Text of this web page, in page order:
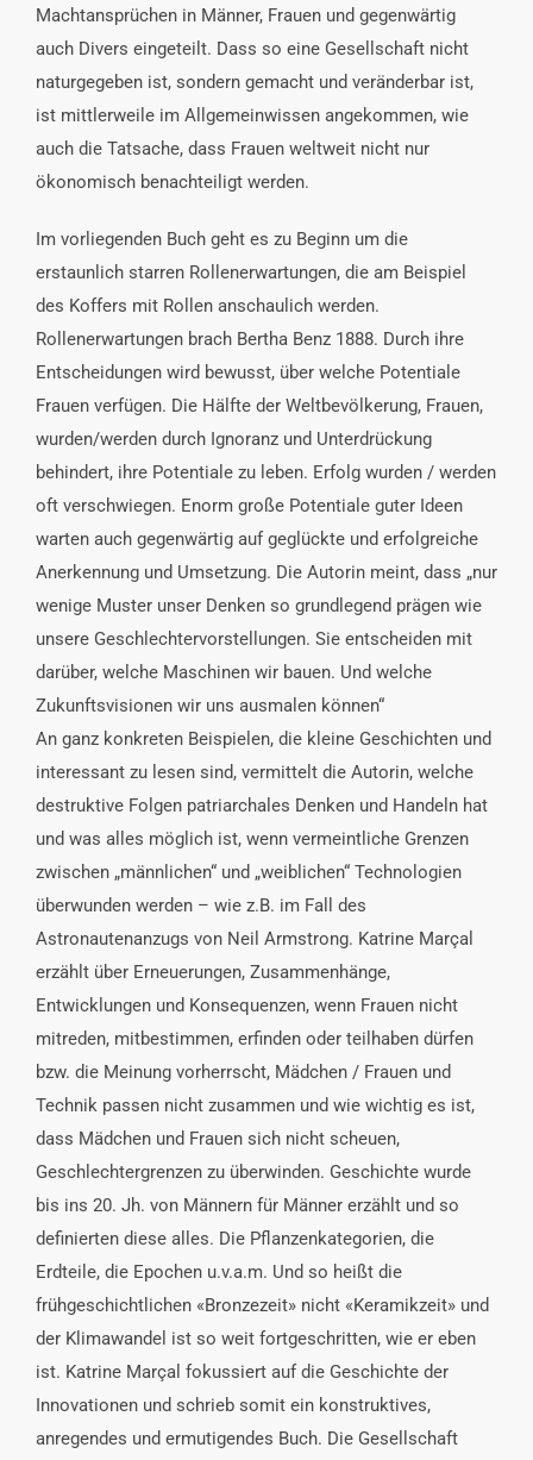
Machtansprüchen in Männer, Frauen und gegenwärtig
auch Divers eingeteilt. Dass so eine Gesellschaft nicht
naturgegeben ist, sondern gemacht und veränderbar ist,
ist mittlerweile im Allgemeinwissen angekommen, wie
auch die Tatsache, dass Frauen weltweit nicht nur
ökonomisch benachteiligt werden.
Im vorliegenden Buch geht es zu Beginn um die
erstaunlich starren Rollenerwartungen, die am Beispiel
des Koffers mit Rollen anschaulich werden.
Rollenerwartungen brach Bertha Benz 1888. Durch ihre
Entscheidungen wird bewusst, über welche Potentiale
Frauen verfügen. Die Hälfte der Weltbevölkerung, Frauen,
wurden/werden durch Ignoranz und Unterdrückung
behindert, ihre Potentiale zu leben. Erfolg wurden / werden
oft verschwiegen. Enorm große Potentiale guter Ideen
warten auch gegenwärtig auf geglückte und erfolgreiche
Anerkennung und Umsetzung. Die Autorin meint, dass „nur
wenige Muster unser Denken so grundlegend prägen wie
unsere Geschlechtervorstellungen. Sie entscheiden mit
darüber, welche Maschinen wir bauen. Und welche
Zukunftsvisionen wir uns ausmalen können“
An ganz konkreten Beispielen, die kleine Geschichten und
interessant zu lesen sind, vermittelt die Autorin, welche
destruktive Folgen patriarchales Denken und Handeln hat
und was alles möglich ist, wenn vermeintliche Grenzen
zwischen „männlichen“ und „weiblichen“ Technologien
überwunden werden – wie z.B. im Fall des
Astronautenanzugs von Neil Armstrong. Katrine Marçal
erzählt über Erneuerungen, Zusammenhänge,
Entwicklungen und Konsequenzen, wenn Frauen nicht
mitreden, mitbestimmen, erfinden oder teilhaben dürfen
bzw. die Meinung vorherrscht, Mädchen / Frauen und
Technik passen nicht zusammen und wie wichtig es ist,
dass Mädchen und Frauen sich nicht scheuen,
Geschlechtergrenzen zu überwinden. Geschichte wurde
bis ins 20. Jh. von Männern für Männer erzählt und so
definierten diese alles. Die Pflanzenkategorien, die
Erdteile, die Epochen u.v.a.m. Und so heißt die
frühgeschichtlichen «Bronzezeit» nicht «Keramikzeit» und
der Klimawandel ist so weit fortgeschritten, wie er eben
ist. Katrine Marçal fokussiert auf die Geschichte der
Innovationen und schrieb somit ein konstruktives,
anregendes und ermutigendes Buch. Die Gesellschaft